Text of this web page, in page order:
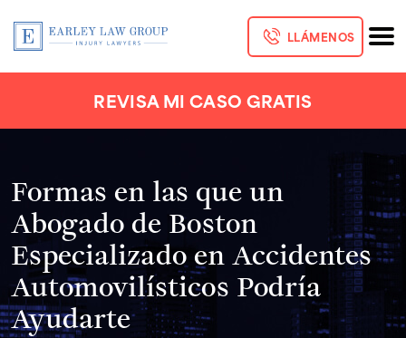
LLÁMENOS
REVISA MI CASO GRATIS
Formas en las que un
Abogado de Boston
Especializado en Accidentes
Automovilísticos Podría
Ayudarte